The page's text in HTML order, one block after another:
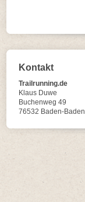
Kontakt
Trailrunning.de
Klaus Duwe
Buchenweg 49
76532 Baden-Baden